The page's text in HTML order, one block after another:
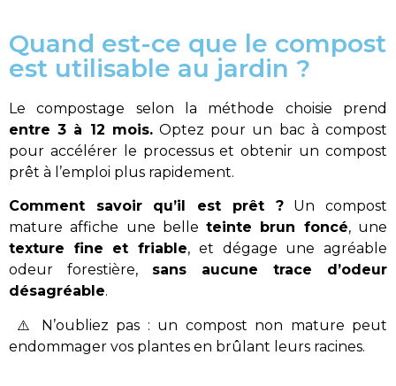
Quand est-ce que le compost
est utilisable au jardin ?
Le compostage selon la méthode choisie prend
entre 3 à 12 mois.Optez pour un bac à compost
pour accélérer le processus et obtenir un compost
prêt à l’emploi plus rapidement.
Comment savoir qu’il est prêt ?Un compost
mature affiche une belleteinte brun foncé, une
texture fine et friable, et dégage une agréable
odeur forestière, sans aucune trace d’odeur
désagréable.
⚠️ N’oubliez pas : un compost non mature peut
endommager vos plantes en brûlant leurs racines.